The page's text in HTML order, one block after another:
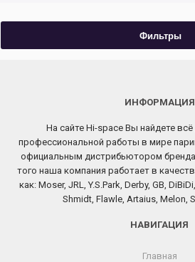
Фильтры
ИНФОРМАЦИЯ
На сайте Hi-space Вы найдете
профессиональной работы в мире
официальным дистрибьютором бренда
того наша компания работает в
как: Moser, JRL, Y.S.Park, Derby, GB,
Shmidt, Flawle, Artaius, Melon,
НАВИГАЦИЯ
Главная